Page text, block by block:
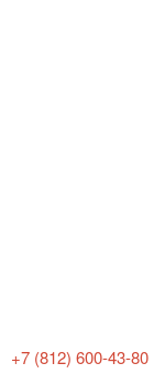
+7 (812) 600-43-80